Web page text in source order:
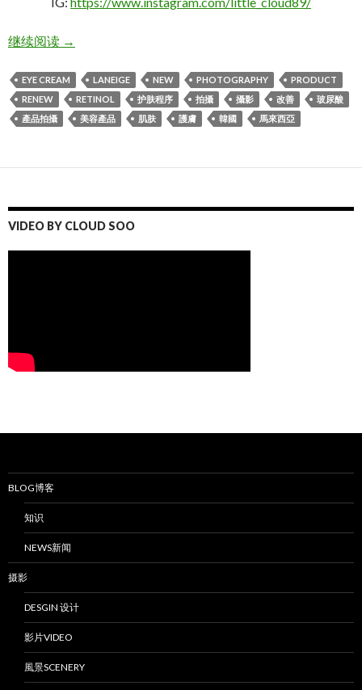
继续阅读淡纹小兰管 Laneige Perfect Renew Youth Retinol Eye
→
EYE CREAM LANEIGE NEW PHOTOGRAPHY
PRODUCT
RENEW
RETINOL 护肤程序 拍攝 攝影 改善
玻尿酸
產品拍攝
美容產品 肌肤 護膚 韓國 馬來西亞
VIDEO BY CLOUD SOO
BLOG博客
知识
NEWS新闻
摄影
DESGIN 设计
影片VIDEO
風景SCENERY